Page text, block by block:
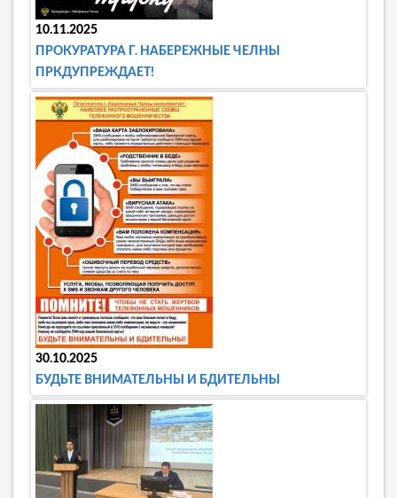
10.11.2025
ПРОКУРАТУРА Г. НАБЕРЕЖНЫЕ ЧЕЛНЫ
ПРКДУПРЕЖДАЕТ!
30.10.2025
БУДЬТЕ ВНИМАТЕЛЬНЫ И БДИТЕЛЬНЫ